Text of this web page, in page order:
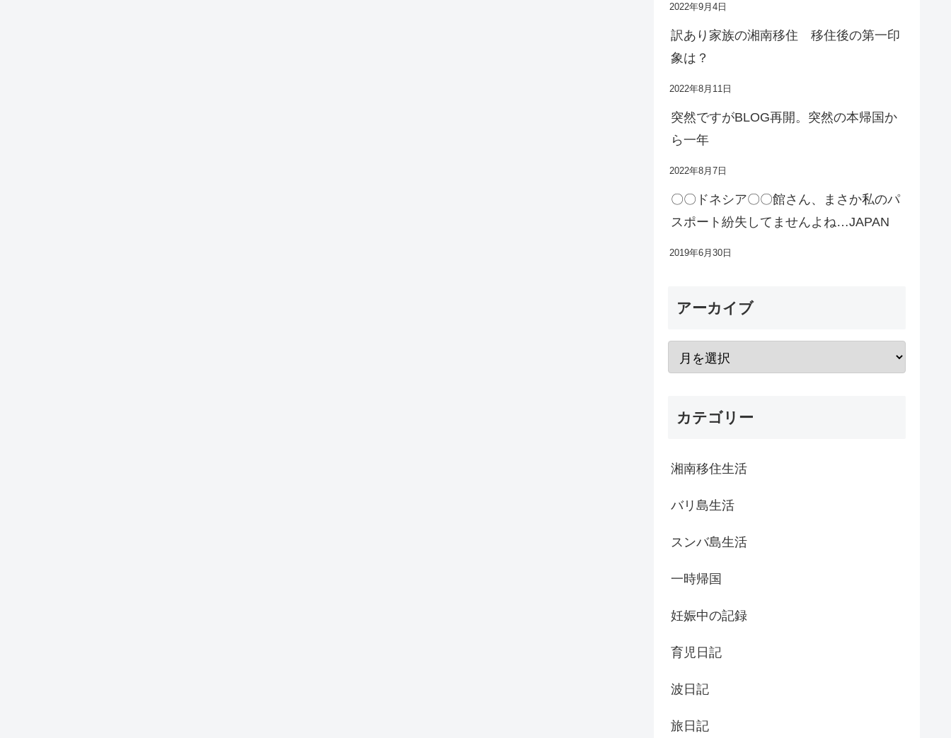
2022年9月4日
訳あり家族の湘南移住 移住後の第一印
象は？
2022年8月11日
突然ですがBLOG再開。突然の本帰国か
ら一年
2022年8月7日
〇〇ドネシア〇〇館さん、まさか私のパ
スポート紛失してませんよね…JAPAN
2019年6月30日
アーカイブ
カテゴリー
湘南移住生活
バリ島生活
スンバ島生活
一時帰国
妊娠中の記録
育児日記
波日記
旅日記